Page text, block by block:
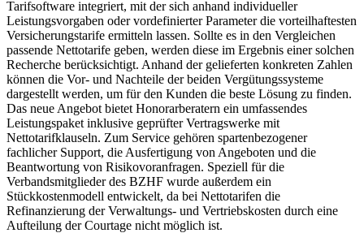
Tarifsoftware integriert, mit der sich anhand individueller
Leistungsvorgaben oder vordefinierter Parameter die vorteilhaftesten
Versicherungstarife ermitteln lassen. Sollte es in den Vergleichen
passende Nettotarife geben, werden diese im Ergebnis einer solchen
Recherche berücksichtigt. Anhand der gelieferten konkreten Zahlen
können die Vor- und Nachteile der beiden Vergütungssysteme
dargestellt werden, um für den Kunden die beste Lösung zu finden.
Das neue Angebot bietet Honorarberatern ein umfassendes
Leistungspaket inklusive geprüfter Vertragswerke mit
Nettotarifklauseln. Zum Service gehören spartenbezogener
fachlicher Support, die Ausfertigung von Angeboten und die
Beantwortung von Risikovoranfragen. Speziell für die
Verbandsmitglieder des BZHF wurde außerdem ein
Stückkostenmodell entwickelt, da bei Nettotarifen die
Refinanzierung der Verwaltungs- und Vertriebskosten durch eine
Aufteilung der Courtage nicht möglich ist.